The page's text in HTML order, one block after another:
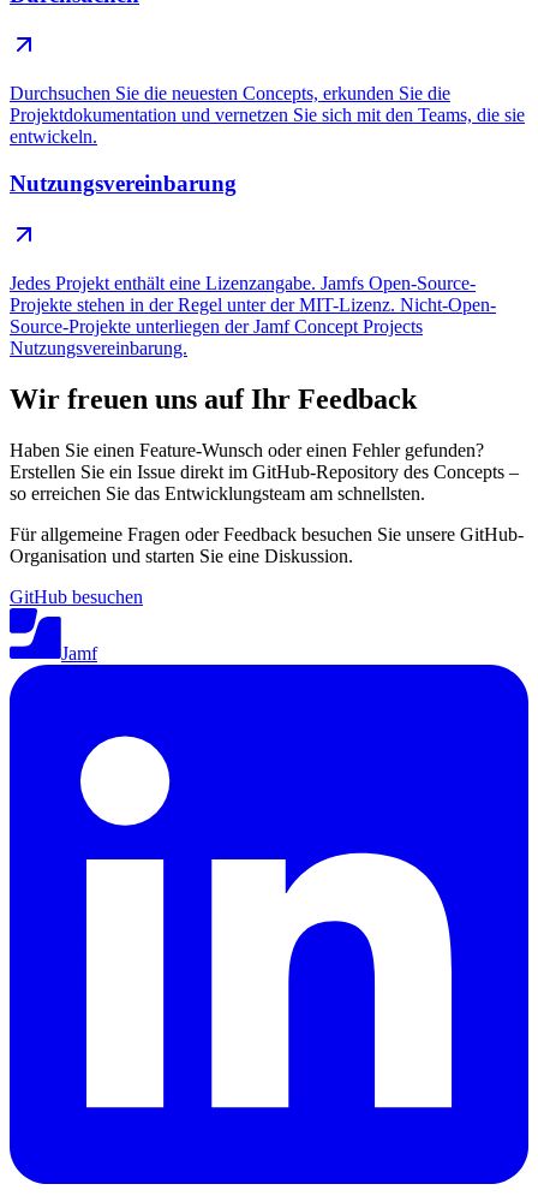
Durchsuchen Sie die neuesten Concepts, erkunden Sie die
Projektdokumentation und vernetzen Sie sich mit den Teams, die sie
entwickeln.
Nutzungsvereinbarung
Jedes Projekt enthält eine Lizenzangabe. Jamfs Open-Source-
Projekte stehen in der Regel unter der MIT-Lizenz. Nicht-Open-
Source-Projekte unterliegen der Jamf Concept Projects
Nutzungsvereinbarung.
Wir freuen uns auf Ihr Feedback
Haben Sie einen Feature-Wunsch oder einen Fehler gefunden?
Erstellen Sie ein Issue direkt im GitHub-Repository des Concepts –
so erreichen Sie das Entwicklungsteam am schnellsten.
Für allgemeine Fragen oder Feedback besuchen Sie unsere GitHub-
Organisation und starten Sie eine Diskussion.
GitHub besuchen
Jamf